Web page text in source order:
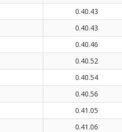
0.40.43
0.40.43
0.40.46
0.40.52
0.40.54
0.40.56
0.41.05
0.41.06